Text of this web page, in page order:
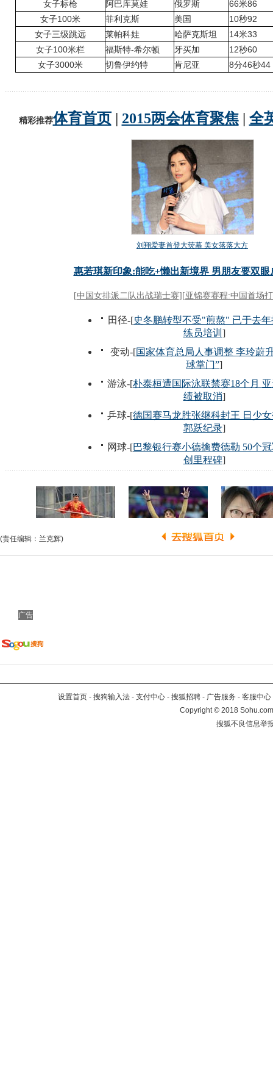
女子标枪 阿巴库莫娃 俄罗斯
66米86
女子100米
菲利克斯 美国
10秒92
女子三级跳远
莱帕科娃 哈萨克斯坦
14米33
女子100米栏
福斯特-希尔顿 牙买加
12秒60
女子3000米
切鲁伊约特 肯尼亚 8分46秒44
(责任编辑：兰克辉)
广告
设置首页 - 搜狗输入法 - 支付中心 - 搜狐招聘 - 广告服务 - 客服中心
Copyright©2018
搜狐不良信息举